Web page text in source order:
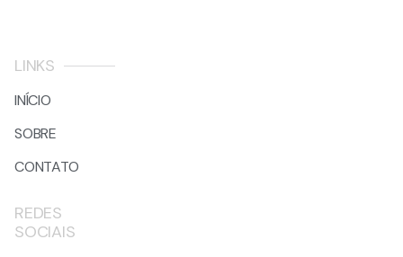
LINKS
INÍCIO
SOBRE
CONTATO
REDES
SOCIAIS